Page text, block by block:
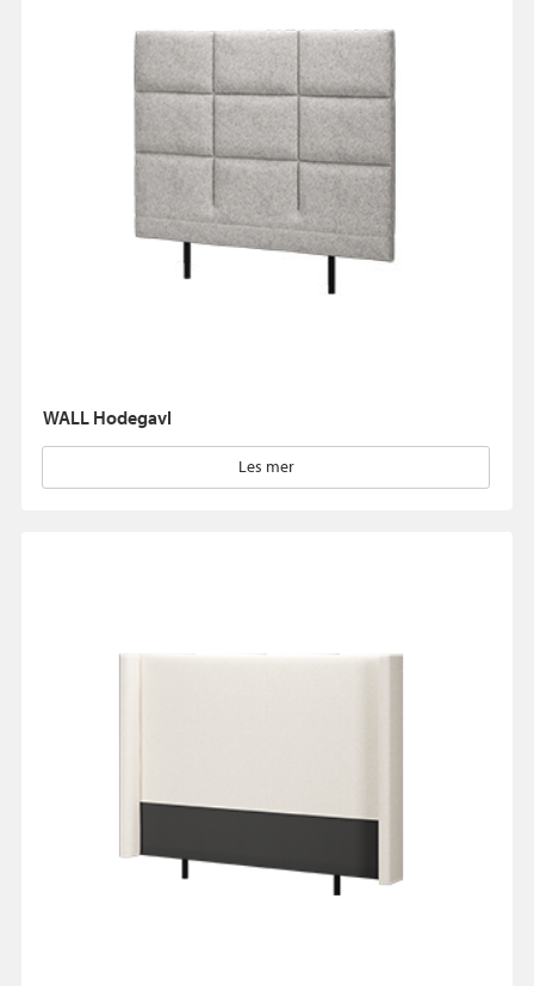
WALL Hodegavl
Les mer